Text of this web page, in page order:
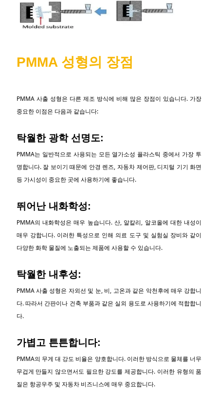
PMMA 성형의 장점
PMMA 사출 성형은 다른 제조 방식에 비해 많은 장점이 있습니다. 가장
중요한 이점은 다음과 같습니다:
탁월한 광학 선명도:
PMMA는 일반적으로 사용되는 모든 열가소성 플라스틱 중에서 가장 투
명합니다. 잘 보이기 때문에 안경 렌즈, 자동차 제어판, 디지털 기기 화면
등 가시성이 중요한 곳에 사용하기에 좋습니다.
뛰어난 내화학성:
PMMA의 내화학성은 매우 높습니다. 산, 알칼리, 알코올에 대한 내성이
매우 강합니다. 이러한 특성으로 인해 의료 도구 및 실험실 장비와 같이
다양한 화학 물질에 노출되는 제품에 사용할 수 있습니다.
탁월한 내후성:
PMMA 사출 성형은 자외선 및 눈, 비, 고온과 같은 악천후에 매우 강합니
다. 따라서 간판이나 건축 부품과 같은 실외 용도로 사용하기에 적합합니
다.
가볍고 튼튼합니다:
PMMA의 무게 대 강도 비율은 양호합니다. 이러한 방식으로 물체를 너무
무겁게 만들지 않으면서도 필요한 강도를 제공합니다. 이러한 유형의 품
질은 항공우주 및 자동차 비즈니스에 매우 중요합니다.